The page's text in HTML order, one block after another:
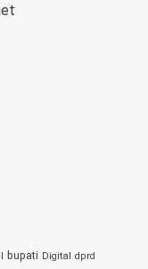
bupati Digital dprd